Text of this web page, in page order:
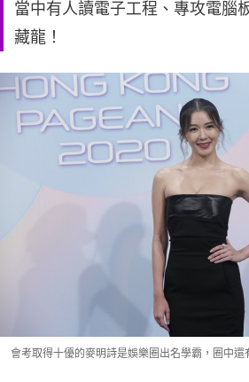
當中有人讀電子工程、專攻電腦
藏龍！
會考取得十優的麥明詩是娛樂圈出名學霸，圈中